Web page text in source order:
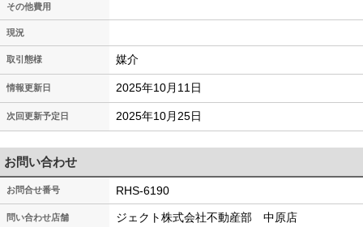
その他費用
現況
取引態様 媒介
情報更新日 2025年10月11日
次回更新予定日 2025年10月25日
お問い合わせ
お問合せ番号 RHS-6190
問い合わせ店舗 ジェクト株式会社不動産部 中原店